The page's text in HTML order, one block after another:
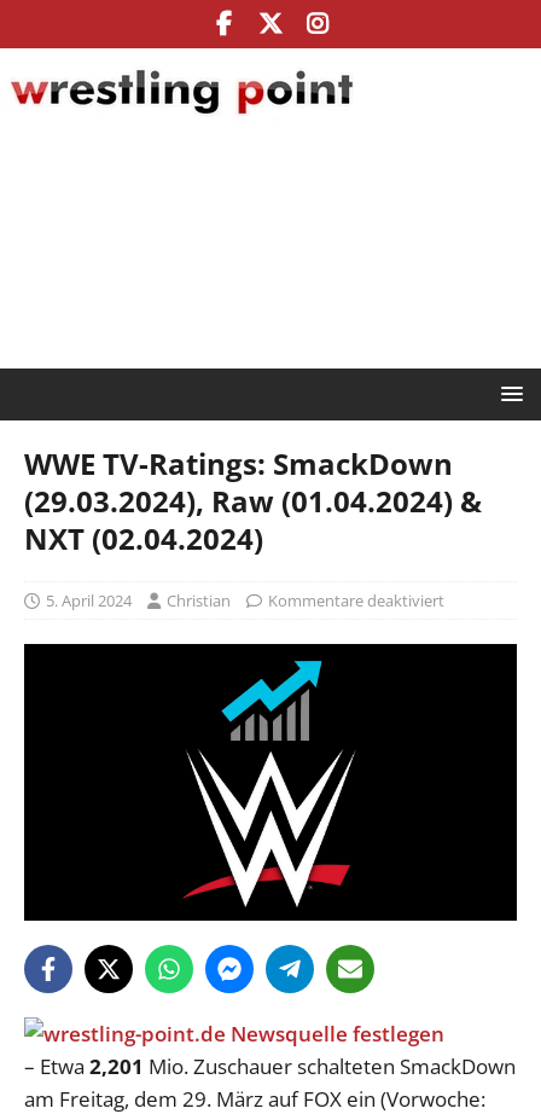
WWE TV-Ratings: SmackDown
(29.03.2024), Raw (01.04.2024) &
NXT (02.04.2024)
5. April 2024 Christian Kommentare deaktiviert
– Etwa 2,201 Mio. Zuschauer schalteten SmackDown
am Freitag, dem 29. März auf FOX ein (Vorwoche: